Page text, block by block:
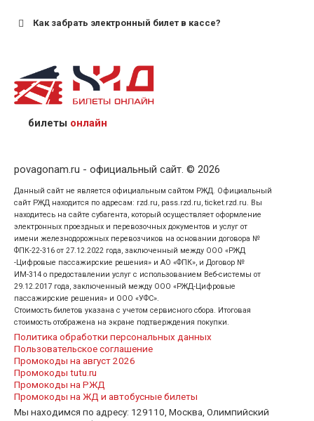
Как забрать электронный билет в кассе?
назвав кассиру 14-значный номер заказа;
предъявив удостоверение личности пассажира, на
кого оформлен билет.
билеты онлайн
povagonam.ru - официальный сайт. © 2026
Данный сайт не является официальным сайтом РЖД. Официальный
сайт РЖД находится по адресам: rzd.ru, pass.rzd.ru, ticket.rzd.ru. Вы
находитесь на сайте субагента, который осуществляет оформление
электронных проездных и перевозочных документов и услуг от
имени железнодорожных перевозчиков на основании договора №
ФПК-22-316 от 27.12.2022 года, заключенный между ООО «РЖД
-Цифровые пассажирские решения» и АО «ФПК», и Договор №
ИМ-314 о предоставлении услуг с использованием Веб-системы от
29.12.2017 года, заключенный между ООО «РЖД-Цифровые
пассажирские решения» и ООО «УФС».
Стоимость билетов указана с учетом сервисного сбора. Итоговая
стоимость отображена на экране подтверждения покупки.
Политика обработки персональных данных
Пользовательское соглашение
Промокоды на август 2026
Промокоды tutu.ru
Промокоды на РЖД
Промокоды на ЖД и автобусные билеты
Мы находимся по адресу: 129110, Москва, Олимпийский